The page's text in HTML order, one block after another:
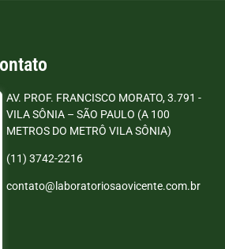
AV. PROF. FRANCISCO MORATO, 3.791 -
VILA SÔNIA – SÃO PAULO (A 100
METROS DO METRÔ VILA SÔNIA)
(11) 3742-2216
contato@laboratoriosaovicente.com.br